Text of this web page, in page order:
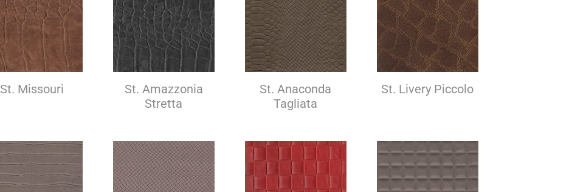
St. Missouri
St. Amazzonia
Stretta
St. Anaconda
Tagliata
St. Livery Piccolo